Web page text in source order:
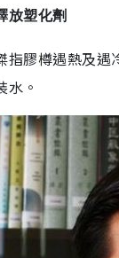
放塑化劑
指膠樽遇熱及
水。